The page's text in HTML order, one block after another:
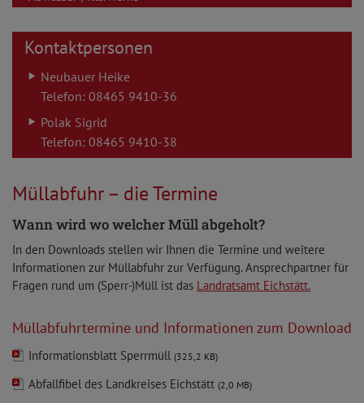
Kontaktpersonen
Neubauer Heike
Telefon: 08465 9410-36
Polak Sigrid
Telefon: 08465 9410-38
Müllabfuhr – die Termine
Wann wird wo welcher Müll abgeholt?
In den Downloads stellen wir Ihnen die Termine und weitere
Informationen zur Müllabfuhr zur Verfügung. Ansprechpartner für
Fragen rund um (Sperr-)Müll ist das Landratsamt Eichstätt.
Müllabfuhrtermine und Informationen zum Download
Informationsblatt Sperrmüll (325,2 KB)
Abfallfibel des Landkreises Eichstätt (2,0 MB)